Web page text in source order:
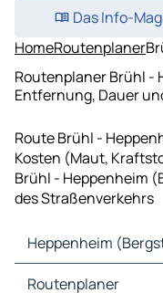
Das Info-
HomeRoutenplaner
Routenplaner Brühl -
Entfernung, Dauer
Route Brühl -
Kosten (Maut,
Brühl - Heppenheim
des Straßenverkehrs
Heppenheim
Heppenheim
Routenplaner